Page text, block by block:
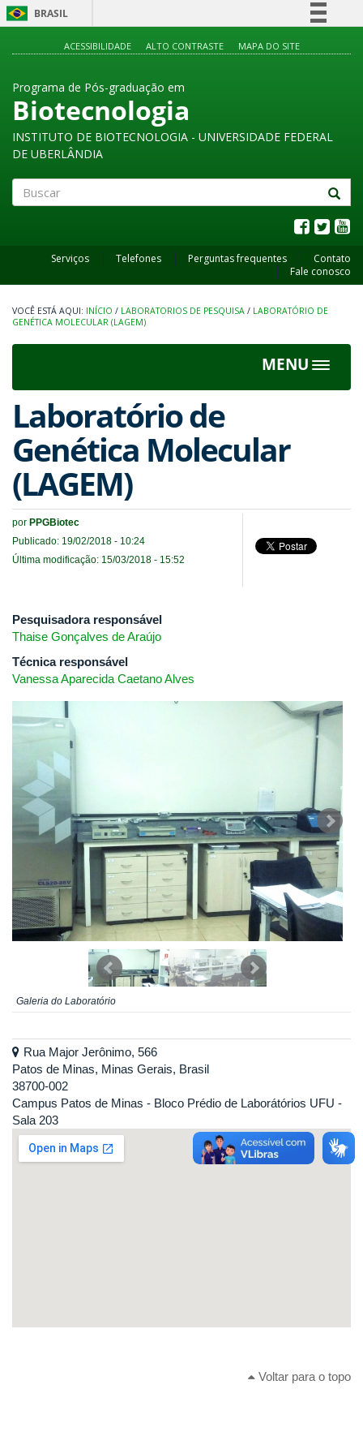
BRASIL
Legislação
ACESSIBILIDADE ALTO CONTRASTE MAPA DO SITE
Programa de Pós-graduação em
Biotecnologia
INSTITUTO DE BIOTECNOLOGIA - UNIVERSIDADE FEDERAL
DE UBERLÂNDIA
Serviços Telefones Perguntas frequentes
Contato
Fale conosco
INÍCIO / LABORATORIOS DE PESQUISA / LABORATÓRIO DE
GENÉTICA MOLECULAR (LAGEM)
MENU
Toggle
Laboratório de
Genética Molecular
(LAGEM)
por PPGBiotec
Publicado: 19/02/2018 - 10:24
Última modificação: 15/03/2018 - 15:52
Pesquisadora responsável
Thaise Gonçalves de Araújo
Técnica responsável
Vanessa Aparecida Caetano Alves
Galeria do Laboratório
Rua Major Jerônimo, 566
Patos de Minas, Minas Gerais, Brasil
38700-002
Campus Patos de Minas - Bloco Prédio de Laborátórios UFU -
Sala 203
Voltar para o topo